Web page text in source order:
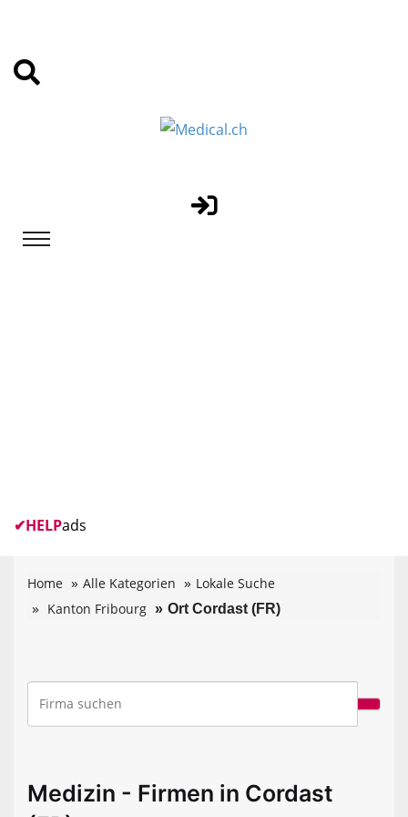
✔HELPads
Home Alle Kategorien
Lokale Suche
Kanton Fribourg
Ort Cordast (FR)
Medizin - Firmen in Cordast